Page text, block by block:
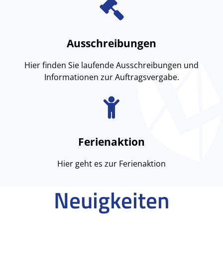
Ausschreibungen
Hier finden Sie laufende Ausschreibungen und
Informationen zur Auftragsvergabe.
Ferienaktion
Hier geht es zur Ferienaktion
Neuigkeiten